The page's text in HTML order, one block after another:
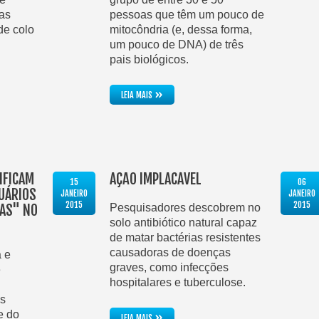
colo
pessoas que têm um pouco de
mitocôndria (e, dessa forma,
um pouco de DNA) de três
pais biológicos.
LEIA MAIS»
NO
e
do
15
JANEIRO
2015
AÇÃO IMPLACÁVEL
Pesquisadores descobrem no
solo antibiótico natural capaz
de matar bactérias resistentes
causadoras de doenças
graves, como infecções
hospitalares e tuberculose.
06
JANEIRO
2015